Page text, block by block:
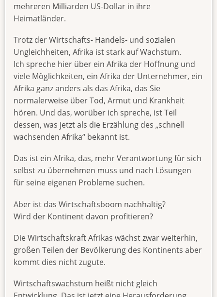
mehreren Milliarden US-Dollar in ihre
Heimatländer.
Trotz der Wirtschafts- Handels- und sozialen
Ungleichheiten, Afrika ist stark auf Wachstum.
Ich spreche hier über ein Afrika der Hoffnung und
viele Möglichkeiten, ein Afrika der Unternehmer, ein
Afrika ganz anders als das Afrika, das Sie
normalerweise über Tod, Armut und Krankheit
hören. Und das, worüber ich spreche, ist Teil
dessen, was jetzt als die Erzählung des „schnell
wachsenden Afrika“ bekannt ist.
Das ist ein Afrika, das, mehr Verantwortung für sich
selbst zu übernehmen muss und nach Lösungen
für seine eigenen Probleme suchen.
Aber ist das Wirtschaftsboom nachhaltig?
Wird der Kontinent davon profitieren?
Die Wirtschaftskraft Afrikas wächst zwar weiterhin,
großen Teilen der Bevölkerung des Kontinents aber
kommt dies nicht zugute.
Wirtschaftswachstum heißt nicht gleich